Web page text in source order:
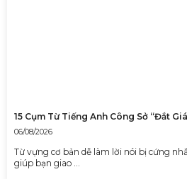
15 Cụm Từ Tiếng Anh Công Sở “Đắt
06/08/2026
Từ vựng cơ bản dễ làm lời nói bị cứng
giúp bạn giao …